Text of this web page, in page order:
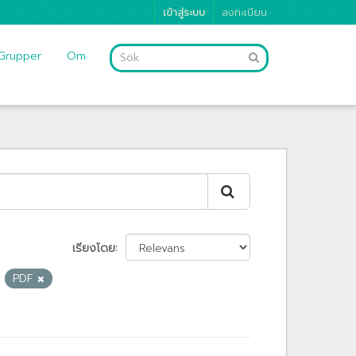
เข้าสู่ระบบ ลงทะเบียน
Om
เรียงโดย
PDF